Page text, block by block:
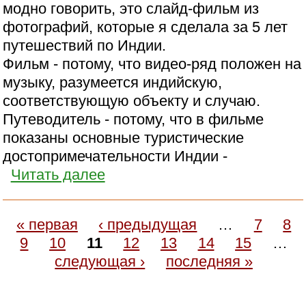
модно говорить, это слайд-фильм из
фотографий, которые я сделала за 5 лет
путешествий по Индии.
Фильм - потому, что видео-ряд положен на
музыку, разумеется индийскую,
соответствующую объекту и случаю.
Путеводитель - потому, что в фильме
показаны основные туристические
достопримечательности Индии -
Читать далее
« первая ‹ предыдущая … 7
8
9
10 11 12 13 14 15
…
следующая ›
последняя »